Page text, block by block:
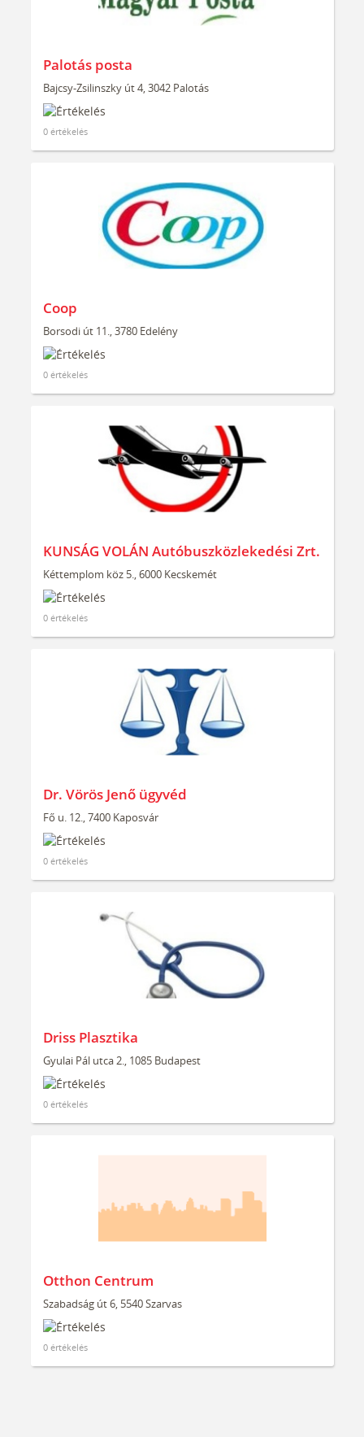
Palotás posta
Bajcsy-Zsilinszky út 4, 3042 Palotás
0 értékelés
Coop
Borsodi út 11., 3780 Edelény
0 értékelés
KUNSÁG VOLÁN Autóbuszközlekedési Zrt.
Kéttemplom köz 5., 6000 Kecskemét
0 értékelés
Dr. Vörös Jenő ügyvéd
Fő u. 12., 7400 Kaposvár
0 értékelés
Driss Plasztika
Gyulai Pál utca 2., 1085 Budapest
0 értékelés
Otthon Centrum
Szabadság út 6, 5540 Szarvas
0 értékelés